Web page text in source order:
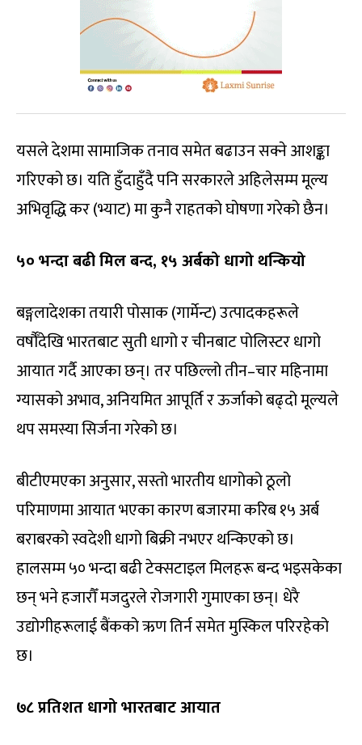
यसले देशमा सामाजिक तनाव समेत बढाउन सक्ने आशङ्का
गरिएको छ। यति हुँदाहुँदै पनि सरकारले अहिलेसम्म मूल्य
अभिवृद्धि कर (भ्याट) मा कुनै राहतको घोषणा गरेको छैन।
५० भन्दा बढी मिल बन्द, १५ अर्बको धागो थन्कियो
बङ्गलादेशका तयारी पोसाक (गार्मेन्ट) उत्पादकहरूले
वर्षौँदेखि भारतबाट सुती धागो र चीनबाट पोलिस्टर धागो
आयात गर्दै आएका छन्। तर पछिल्लो तीन–चार महिनामा
ग्यासको अभाव, अनियमित आपूर्ति र ऊर्जाको बढ्दो मूल्यले
थप समस्या सिर्जना गरेको छ।
बीटीएमएका अनुसार, सस्तो भारतीय धागोको ठूलो
परिमाणमा आयात भएका कारण बजारमा करिब १५ अर्ब
बराबरको स्वदेशी धागो बिक्री नभएर थन्किएको छ।
हालसम्म ५० भन्दा बढी टेक्सटाइल मिलहरू बन्द भइसकेका
छन् भने हजारौँ मजदुरले रोजगारी गुमाएका छन्। धेरै
उद्योगीहरूलाई बैंकको ऋण तिर्न समेत मुस्किल परिरहेको
छ।
७८ प्रतिशत धागो भारतबाट आयात